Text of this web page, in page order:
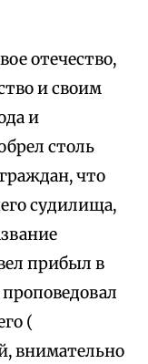
отечество,
и своим
и
столь
что
судилища,
прибыл в
(
внимательно